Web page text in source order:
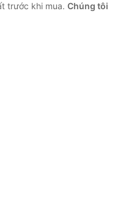
trước khi mua. Chúng tôi